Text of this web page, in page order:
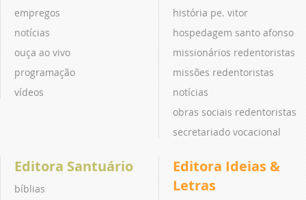
empregos
notícias
ouça ao vivo
programação
vídeos
história pe. vitor
hospedagem santo afonso
missionários redentoristas
missões redentoristas
notícias
obras sociais redentoristas
secretariado vocacional
Editora Santuário
bíblias
Editora Ideias &
Letras